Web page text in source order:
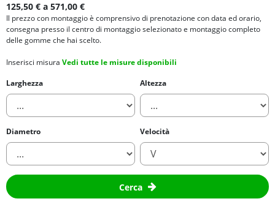
125,50 € a 571,00 €
Il prezzo con montaggio è comprensivo di prenotazione con data ed orario,
consegna presso il centro di montaggio selezionato e montaggio completo
delle gomme che hai scelto.
Inserisci misura Vedi tutte le misure disponibili
Larghezza
Altezza
Diametro Velocità
Cerca